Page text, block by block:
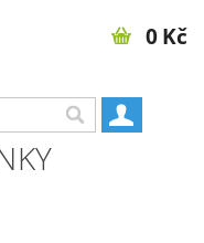
0 Kč